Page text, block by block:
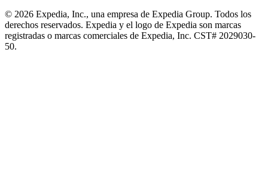
© 2026 Expedia, Inc., una empresa de Expedia Group. Todos los
derechos reservados. Expedia y el logo de Expedia son marcas
registradas o marcas comerciales de Expedia, Inc. CST# 2029030-
50.